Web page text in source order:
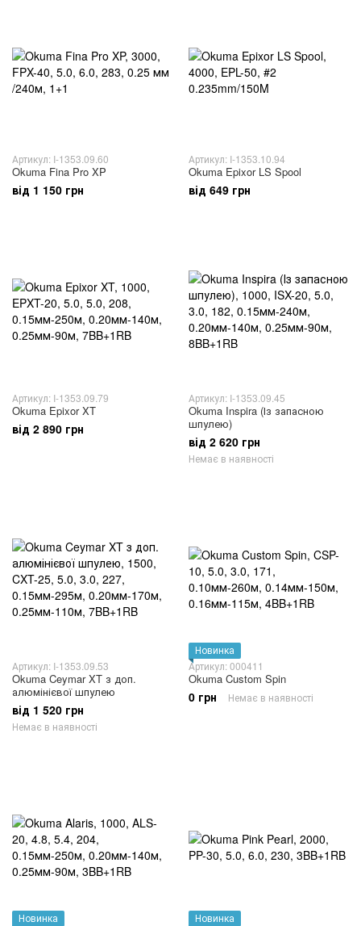
Артикул: I-1353.09.60
Okuma Fina Pro XP
від 1 150 грн
Артикул: I-1353.10.94
Okuma Epixor LS Spool
від 649 грн
Артикул: I-1353.09.79
Okuma Epixor XT
від 2 890 грн
Артикул: I-1353.09.45
Okuma Inspira (Із запасною
шпулею)
від 2 620 грн
Немає в наявності
Артикул: I-1353.09.53
Okuma Ceymar XT з доп.
алюмінієвої шпулею
від 1 520 грн
Немає в наявності
Новинка
Артикул: 000411
Okuma Custom Spin
0 грн Немає в наявності
Новинка
Новинка